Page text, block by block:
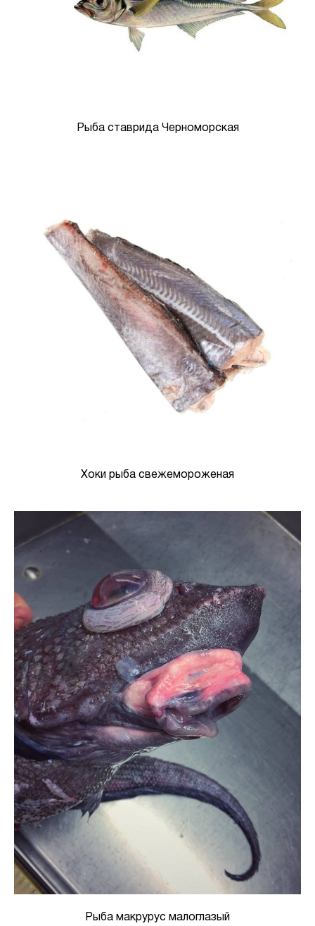
Рыба ставрида Черноморская
Хоки рыба свежемороженая
Рыба макрурус малоглазый